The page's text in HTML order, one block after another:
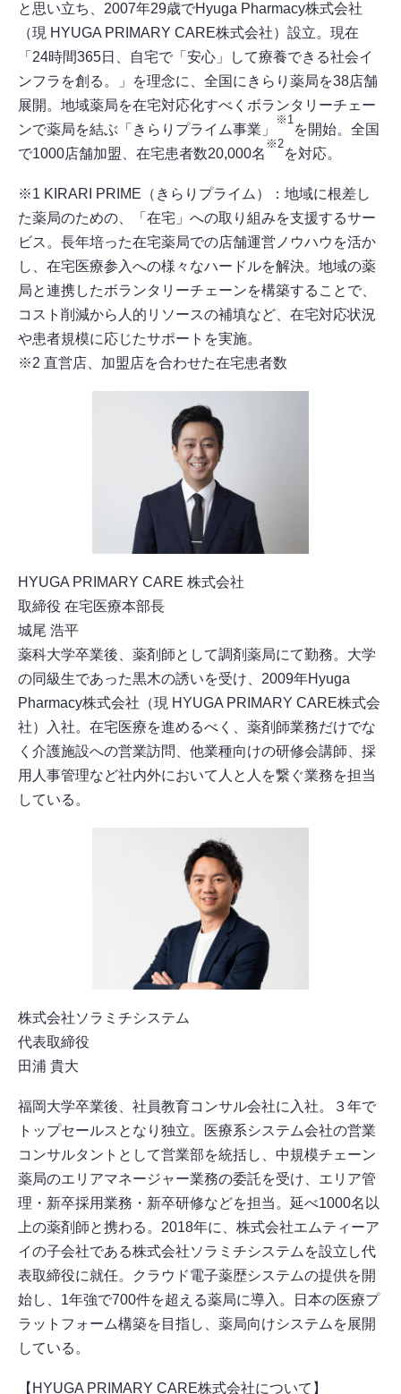
と思い立ち、2007年29歳でHyuga Pharmacy株式会社
（現 HYUGA PRIMARY CARE株式会社）設立。現在
「24時間365日、自宅で「安心」して療養できる社会イ
ンフラを創る。」を理念に、全国にきらり薬局を38店舗
展開。地域薬局を在宅対応化すべくボランタリーチェー
ンで薬局を結ぶ「きらりプライム事業」
※1
を開始。全国
で1000店舗加盟、在宅患者数20,000名
※2
を対応。
※1 KIRARI PRIME（きらりプライム）：地域に根差し
た薬局のための、「在宅」への取り組みを支援するサー
ビス。長年培った在宅薬局での店舗運営ノウハウを活か
し、在宅医療参入への様々なハードルを解決。地域の薬
局と連携したボランタリーチェーンを構築することで、
コスト削減から人的リソースの補填など、在宅対応状況
や患者規模に応じたサポートを実施。
※2 直営店、加盟店を合わせた在宅患者数
HYUGA PRIMARY CARE 株式会社
取締役 在宅医療本部長
城尾 浩平
薬科大学卒業後、薬剤師として調剤薬局にて勤務。大学
の同級生であった黒木の誘いを受け、2009年Hyuga
Pharmacy株式会社（現 HYUGA PRIMARY CARE株式会
社）入社。在宅医療を進めるべく、薬剤師業務だけでな
く介護施設への営業訪問、他業種向けの研修会講師、採
用人事管理など社内外において人と人を繋ぐ業務を担当
している。
株式会社ソラミチシステム
代表取締役
田浦 貴大
福岡大学卒業後、社員教育コンサル会社に入社。３年で
トップセールスとなり独立。医療系システム会社の営業
コンサルタントとして営業部を統括し、中規模チェーン
薬局のエリアマネージャー業務の委託を受け、エリア管
理・新卒採用業務・新卒研修などを担当。延べ1000名以
上の薬剤師と携わる。2018年に、株式会社エムティーア
イの子会社である株式会社ソラミチシステムを設立し代
表取締役に就任。クラウド電子薬歴システムの提供を開
始し、1年強で700件を超える薬局に導入。日本の医療プ
ラットフォーム構築を目指し、薬局向けシステムを展開
している。
【HYUGA PRIMARY CARE株式会社について】